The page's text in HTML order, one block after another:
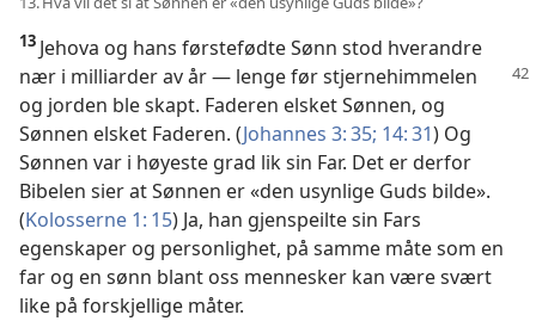
13 Jehova og hans førstefødte Sønn stod hverandre
nær i milliarder av år — lenge før stjernehimmelen
og jorden ble skapt. Faderen elsket Sønnen, og
Sønnen elsket Faderen. (Johannes 3: 35; 14: 31) Og
Sønnen var i høyeste grad lik sin Far. Det er derfor
Bibelen sier at Sønnen er «den usynlige Guds bilde».
(Kolosserne 1: 15) Ja, han gjenspeilte sin Fars
egenskaper og personlighet, på samme måte som en
far og en sønn blant oss mennesker kan være svært
like på forskjellige måter.